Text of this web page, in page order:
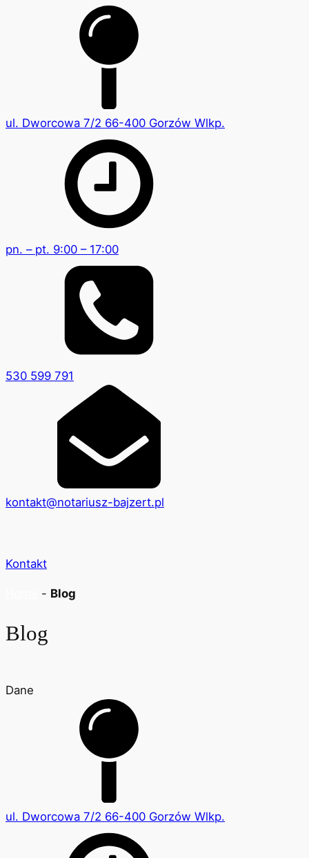
ul. Dworcowa 7/2 66-400 Gorzów Wlkp.
pn. – pt. 9:00 – 17:00
530 599 791
kontakt@notariusz-bajzert.pl
Kontakt
- Blog
Blog
Dane
ul. Dworcowa 7/2 66-400 Gorzów Wlkp.